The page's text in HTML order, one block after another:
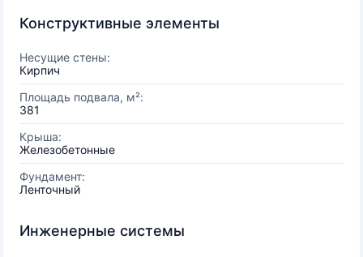
Конструктивные элементы
Несущие стены:
Кирпич
Площадь подвала, м²:
381
Крыша:
Железобетонные
Фундамент:
Ленточный
Инженерные системы